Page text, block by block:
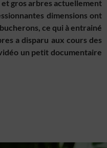
et gros arbres actuellement
dimensions ont
ce qui à entrainé
a disparu aux cours des
un petit documentaire